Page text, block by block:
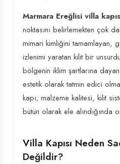
Marmara Ereğlisi villa
noktasını belirlemekten çok
mimari kimliğini tamamlayan,
izlenimi yaratan kilit bir
bölgenin iklim şartlarına
estetik olarak tatmin edici
kapı; malzeme kalitesi, kilit
bütün olarak ele alındığında
Villa Kapısı Neden
Değildir?